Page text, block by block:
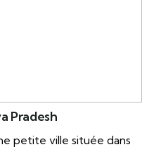
Pradesh
petite ville située dans